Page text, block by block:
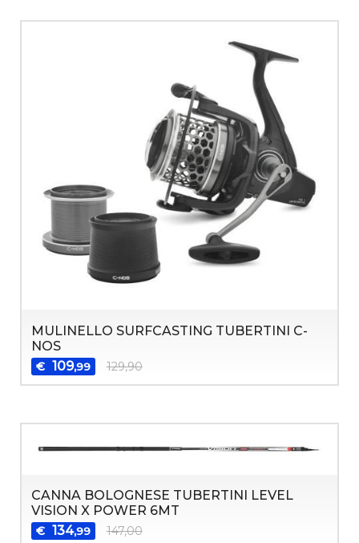
MULINELLO SURFCASTING TUBERTINI C-
NOS
€ 109,99 129,90
CANNA BOLOGNESE TUBERTINI LEVEL
VISION X POWER 6MT
€ 134,99 147,00